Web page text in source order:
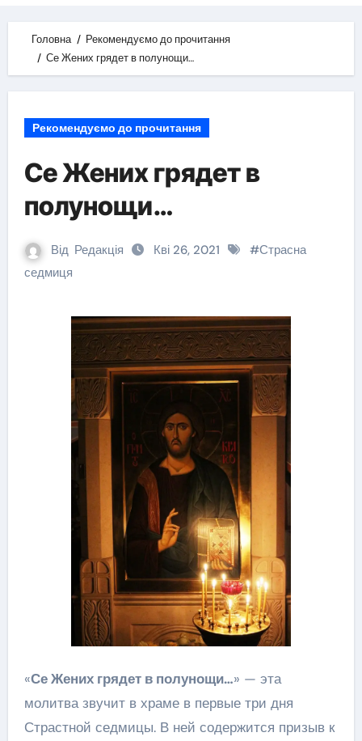
Головна
Рекомендуємо до прочитання
Се Жених грядет в полунощи…
Рекомендуємо до прочитання
Се Жених грядет в
полунощи…
Від Редакція Кві 26, 2021 #Страсна
седмиця
«Се Жених грядет в полунощи…» — эта
молитва звучит в храме в первые три дня
Страстной седмицы. В ней содержится призыв к